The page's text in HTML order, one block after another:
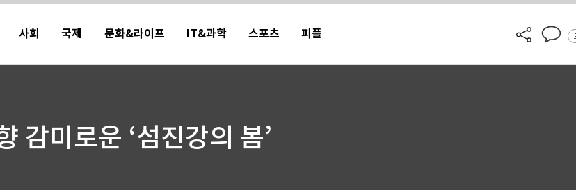
사회 국제 문화&라이프 IT&과학 스포츠 피플
감미로운 ‘섬진강의 봄’